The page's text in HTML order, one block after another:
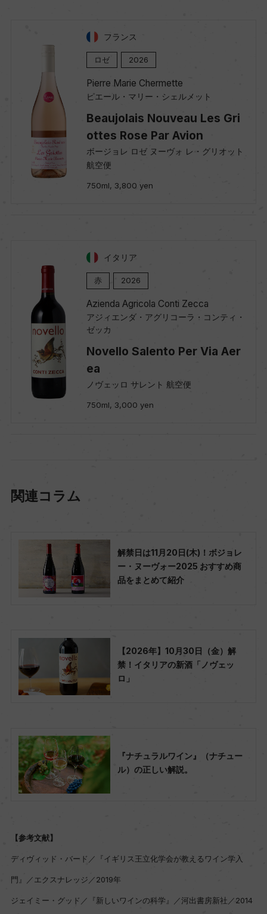
フランス
ロゼ 2026
Pierre Marie Chermette
ピエール・マリー・シェルメット
Beaujolais Nouveau Les Gri
ottes Rose Par Avion
ボージョレ ロゼ ヌーヴォ レ・グリオット
航空便
750ml, 3,800 yen
イタリア
赤 2026
Azienda Agricola Conti Zecca
アジィエンダ・アグリコーラ・コンティ・
ゼッカ
Novello Salento Per Via Aer
ea
ノヴェッロ サレント 航空便
750ml, 3,000 yen
関連コラム
解禁日は11月20日(木)！ボジョレ
ー・ヌーヴォー2025 おすすめ商
品をまとめて紹介
【2026年】10月30日（金）解
禁！イタリアの新酒「ノヴェッ
ロ」
『ナチュラルワイン』（ナチュー
ル）の正しい解説。
【参考文献】
ディヴィッド・バード／『イギリス王立化学会が教えるワイン学入
門』／エクスナレッジ／2019年
ジェイミー・グッド／『新しいワインの科学』／河出書房新社／2014